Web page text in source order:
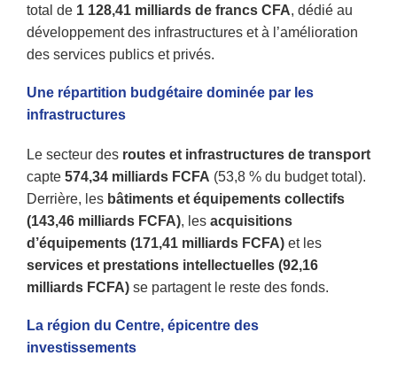
total de 1 128,41 milliards de francs CFA, dédié au
développement des infrastructures et à l’amélioration
des services publics et privés.
Une répartition budgétaire dominée par les
infrastructures
Le secteur des routes et infrastructures de transport
capte 574,34 milliards FCFA (53,8 % du budget total).
Derrière, les bâtiments et équipements collectifs
(143,46 milliards FCFA), les acquisitions
d’équipements (171,41 milliards FCFA) et les
services et prestations intellectuelles (92,16
milliards FCFA) se partagent le reste des fonds.
La région du Centre, épicentre des
investissements